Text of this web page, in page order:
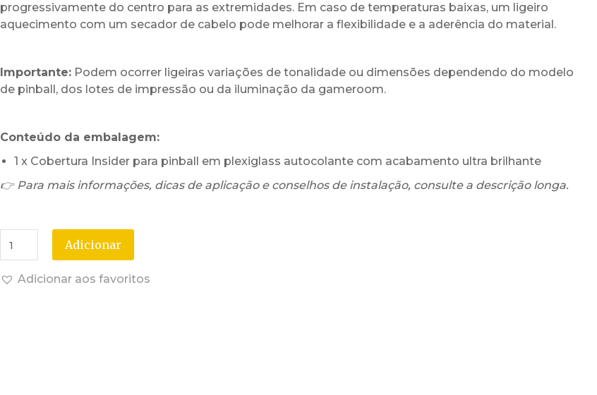
progressivamente do centro para as extremidades. Em caso de temperaturas baixas, um ligeiro
aquecimento com um secador de cabelo pode melhorar a flexibilidade e a aderência do material.
Importante:Podem ocorrer ligeiras variações de tonalidade ou dimensões dependendo do modelo
de pinball, dos lotes de impressão ou da iluminação da gameroom.
Conteúdo da embalagem:
1 x Cobertura Insider para pinball em plexiglass autocolante com acabamento ultra brilhante
👉 Para mais informações, dicas de aplicação e conselhos de instalação, consulte a descrição longa.
Adicionar
Adicionar aos favoritos